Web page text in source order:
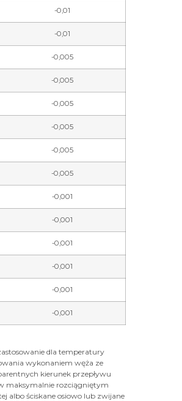
-0,01
-0,01
-0,005
-0,005
-0,005
-0,005
-0,005
-0,005
-0,001
-0,001
-0,001
-0,001
-0,001
-0,001
dla temperatury
wykonaniem węża ze
kierunek przepływu
maksymalnie rozciągniętym
albo ściskane osiowo lub zwijane